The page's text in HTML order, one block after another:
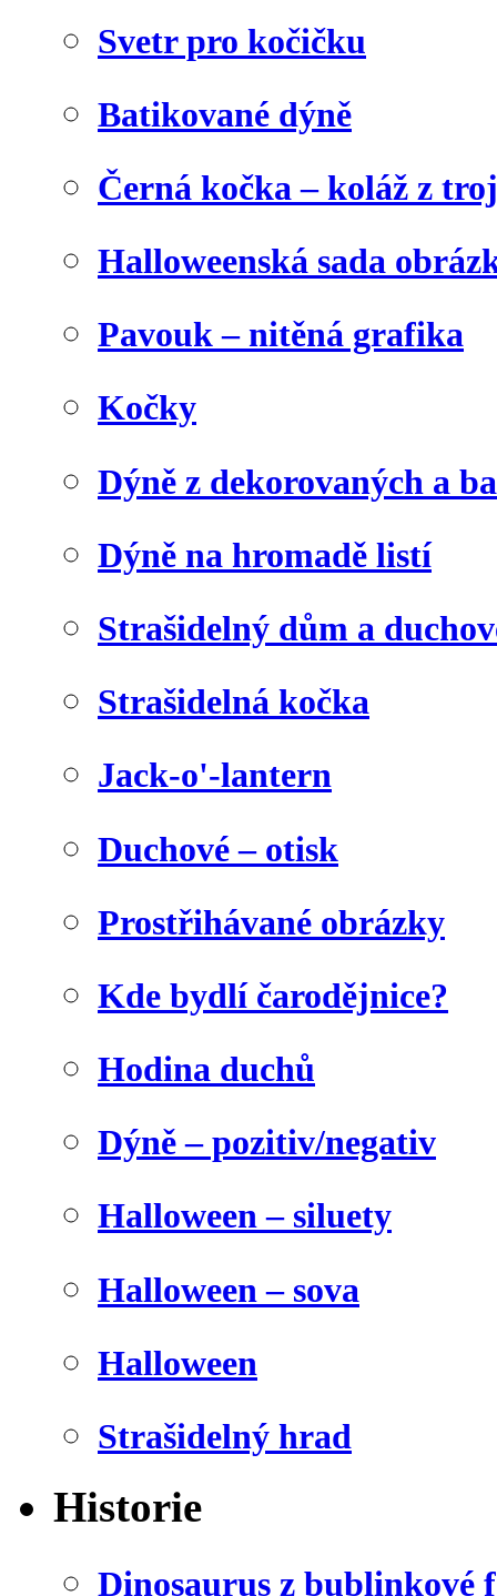
Svetr pro kočičku
Batikované dýně
Černá kočka – koláž z
Halloweenská sada
Pavouk – nitěná grafika
Kočky
Dýně z dekorovaných a
Dýně na hromadě listí
Strašidelný dům a
Strašidelná kočka
Jack-o'-lantern
Duchové – otisk
Prostřihávané obrázky
Kde bydlí čarodějnice?
Hodina duchů
Dýně – pozitiv/negativ
Halloween – siluety
Halloween – sova
Halloween
Strašidelný hrad
Historie
Dinosaurus z bublinkové